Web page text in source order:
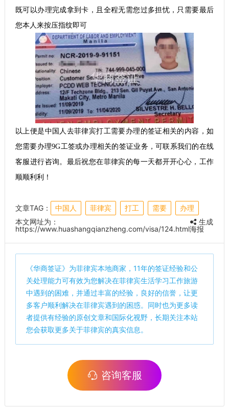
既可以办理完成拿到卡，且全程无需您过多担忧，只需要最后
您本人来按压指纹即可
以上便是中国人去菲律宾打工需要办理的签证相关的内容，如
您需要办理9G工签或办理相关的签证业务，可联系我们的在线
客服进行咨询。最后祝您在菲律宾的每一天都开开心心，工作
顺顺利利！
文章TAG： 中国人 菲律宾 打工 需要
办理
本文网址为：
https://www.huashangqianzheng.com/visa/124.html
生成
海报
《华商签证》为菲律宾本地商家，11年的签证经验和公
关处理能力可有效为您解决在菲律宾生活学习工作旅游
中遇到的困难，并通过丰富的经验，良好的信誉，让更
多客户顺利解决在菲律宾遇到的困惑。同时也为更多读
者提供有经验的原创文章和国际化视野，长期关注本站
您会获取更多关于菲律宾的真实信息。
咨询客服